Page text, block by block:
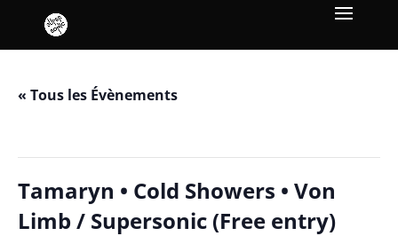
« Tous les Évènements
Tamaryn • Cold Showers • Von
Limb / Supersonic (Free entry)